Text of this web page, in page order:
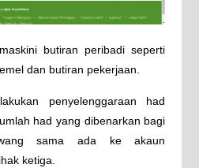
butiran peribadi seperti
dan butiran pekerjaan.
penyelenggaraan had
had yang dibenarkan bagi
sama ada ke akaun
ketiga.